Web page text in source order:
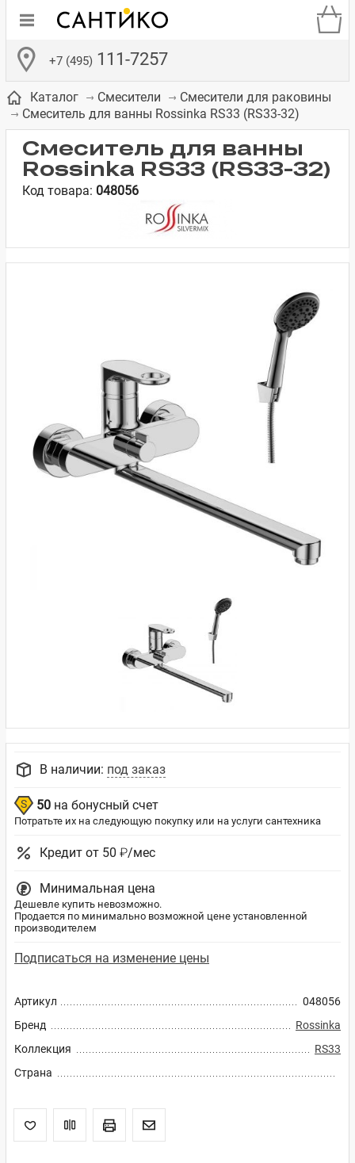
+7 (495) 111-7257
Бачки для
Сиденья для
унитазов
Смесители для
Зеркало-шкаф
Полки в ванную
комнату
Каталог Смесители
Смесители для раковины
Смеситель для ванны Rossinka RS33 (RS33-32)
Смеситель для ванны
Rossinka RS33 (RS33-32)
Код товара: 048056
Артикул
048056
Бренд
Rossinka
Коллекция
RS33
Страна
В наличии: под заказ
50 на бонусный счет
Потратьте их на следующую покупку или на услуги сантехника
Кредит от 50 ₽/мес
Минимальная цена
Дешевле купить невозможно.
Продается по минимально возможной цене установленной
производителем
Подписаться на изменение цены